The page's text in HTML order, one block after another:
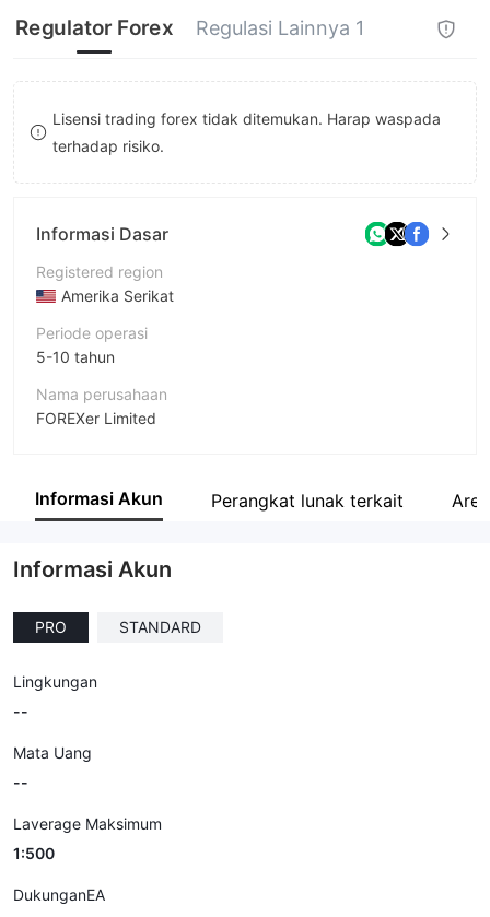
9 8
9
8
9
Regulator Forex Regulasi Lainnya 1
Lisensi trading forex tidak ditemukan. Harap waspada
terhadap risiko.
Informasi Dasar
Registered region
Amerika Serikat
Periode operasi
5-10 tahun
Nama perusahaan
FOREXer Limited
Karyawan perusahaan
Informasi Akun Perangkat lunak terkait
Informasi Akun
PRO STANDARD
Lingkungan
--
Mata Uang
--
Laverage Maksimum
1:500
DukunganEA